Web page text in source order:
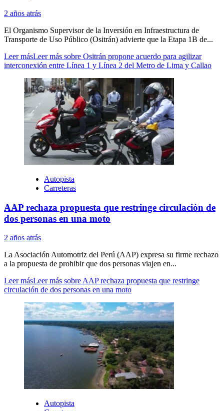
2 años atrás
El Organismo Supervisor de la Inversión en Infraestructura de
Transporte de Uso Público (Ositrán) advierte que la Etapa 1B de...
Leer másLeer más sobre Ositrán propone acuerdo para agilizar
interconexión entre Línea 1 y Línea 2 del Metro de Lima y Callao
Autopista
Carreteras
AAP rechaza propuesta que restringe circulación de
dos personas en una moto
2 años atrás
La Asociación Automotriz del Perú (AAP) expresa su firme rechazo
a la propuesta de prohibir que dos personas viajen en...
Leer másLeer más sobre AAP rechaza propuesta que restringe
circulación de dos personas en una moto
Autopista